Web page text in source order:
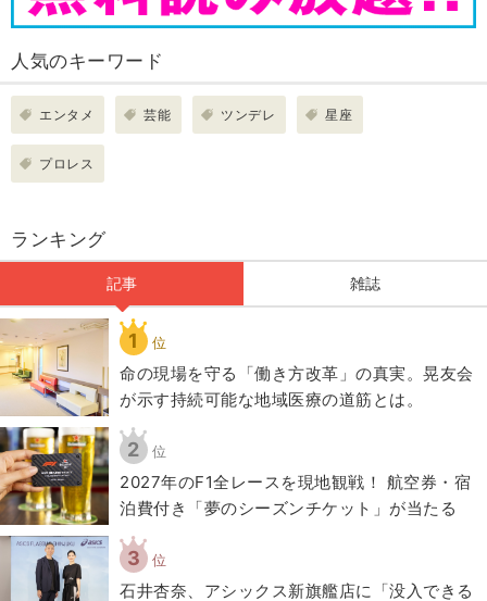
人気のキーワード
エンタメ 芸能 ツンデレ 星座
プロレス
ランキング
記事 雑誌
1 位
​命の現場を守る「働き方改革」の真実。晃友会
が示す持続可能な地域医療の道筋とは。
2 位
2027年のF1全レースを現地観戦！ 航空券・宿
泊費付き「夢のシーズンチケット」が当たる
3 位
石井杏奈、アシックス新旗艦店に「没入できる